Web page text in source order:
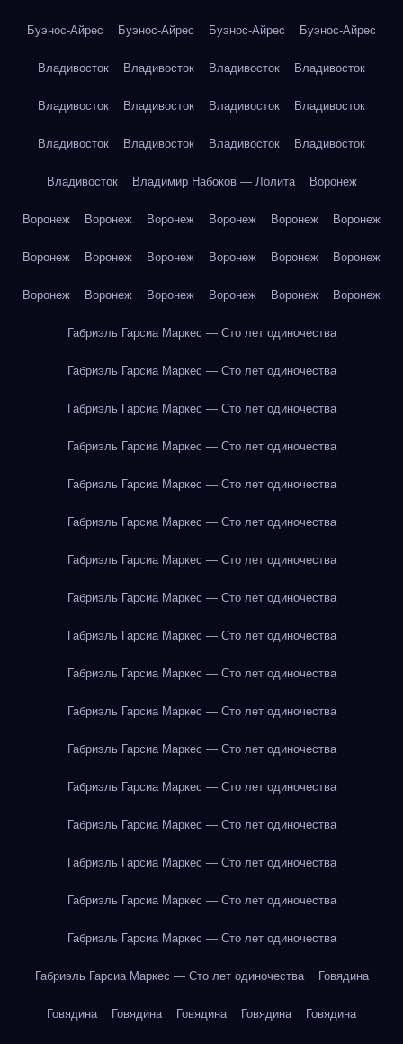
Буэнос-Айрес Буэнос-Айрес Буэнос-Айрес Буэнос-Айрес
Владивосток Владивосток Владивосток Владивосток
Владивосток Владивосток Владивосток Владивосток
Владивосток Владивосток Владивосток Владивосток
Владивосток Владимир Набоков — Лолита Воронеж
Воронеж Воронеж Воронеж Воронеж Воронеж Воронеж
Воронеж Воронеж Воронеж Воронеж Воронеж Воронеж
Воронеж Воронеж Воронеж Воронеж Воронеж Воронеж
Габриэль Гарсиа Маркес — Сто лет одиночества
Габриэль Гарсиа Маркес — Сто лет одиночества
Габриэль Гарсиа Маркес — Сто лет одиночества
Габриэль Гарсиа Маркес — Сто лет одиночества
Габриэль Гарсиа Маркес — Сто лет одиночества
Габриэль Гарсиа Маркес — Сто лет одиночества
Габриэль Гарсиа Маркес — Сто лет одиночества
Габриэль Гарсиа Маркес — Сто лет одиночества
Габриэль Гарсиа Маркес — Сто лет одиночества
Габриэль Гарсиа Маркес — Сто лет одиночества
Габриэль Гарсиа Маркес — Сто лет одиночества
Габриэль Гарсиа Маркес — Сто лет одиночества
Габриэль Гарсиа Маркес — Сто лет одиночества
Габриэль Гарсиа Маркес — Сто лет одиночества
Габриэль Гарсиа Маркес — Сто лет одиночества
Габриэль Гарсиа Маркес — Сто лет одиночества
Габриэль Гарсиа Маркес — Сто лет одиночества
Габриэль Гарсиа Маркес — Сто лет одиночества Говядина
Говядина Говядина Говядина Говядина Говядина